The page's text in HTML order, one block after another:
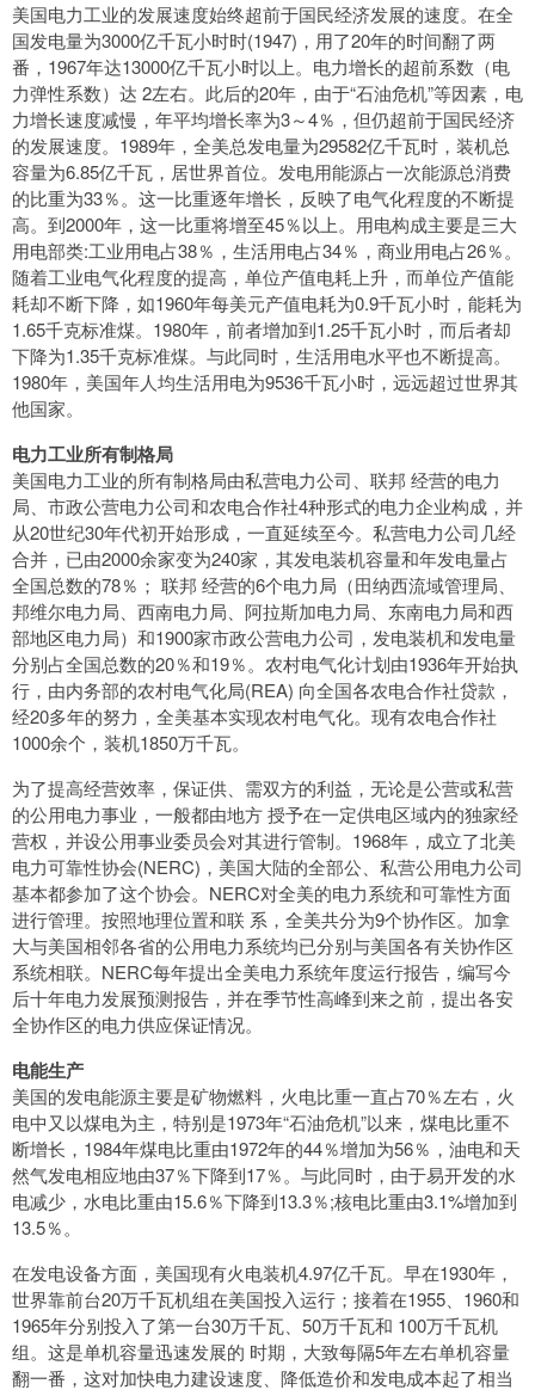
美国电力工业的发展速度始终超前于国民经济发展的速度。在全
国发电量为3000亿千瓦小时时(1947)，用了20年的时间翻了两
番，1967年达13000亿千瓦小时以上。电力增长的超前系数（电
力弹性系数）达 2左右。此后的20年，由于“石油危机”等因素，电
力增长速度减慢，年平均增长率为3～4％，但仍超前于国民经济
的发展速度。1989年，全美总发电量为29582亿千瓦时，装机总
容量为6.85亿千瓦，居世界首位。发电用能源占一次能源总消费
的比重为33％。这一比重逐年增长，反映了电气化程度的不断提
高。到2000年，这一比重将增至45％以上。用电构成主要是三大
用电部类:工业用电占38％，生活用电占34％，商业用电占26％。
随着工业电气化程度的提高，单位产值电耗上升，而单位产值能
耗却不断下降，如1960年每美元产值电耗为0.9千瓦小时，能耗为
1.65千克标准煤。1980年，前者增加到1.25千瓦小时，而后者却
下降为1.35千克标准煤。与此同时，生活用电水平也不断提高。
1980年，美国年人均生活用电为9536千瓦小时，远远超过世界其
他国家。
电力工业所有制格局
美国电力工业的所有制格局由私营电力公司、联邦 经营的电力
局、市政公营电力公司和农电合作社4种形式的电力企业构成，并
从20世纪30年代初开始形成，一直延续至今。私营电力公司几经
合并，已由2000余家变为240家，其发电装机容量和年发电量占
全国总数的78％； 联邦 经营的6个电力局（田纳西流域管理局、
邦维尔电力局、西南电力局、阿拉斯加电力局、东南电力局和西
部地区电力局）和1900家市政公营电力公司，发电装机和发电量
分别占全国总数的20％和19％。农村电气化计划由1936年开始执
行，由内务部的农村电气化局(REA) 向全国各农电合作社贷款，
经20多年的努力，全美基本实现农村电气化。现有农电合作社
1000余个，装机1850万千瓦。
为了提高经营效率，保证供、需双方的利益，无论是公营或私营
的公用电力事业，一般都由地方 授予在一定供电区域内的独家经
营权，并设公用事业委员会对其进行管制。1968年，成立了北美
电力可靠性协会(NERC)，美国大陆的全部公、私营公用电力公司
基本都参加了这个协会。NERC对全美的电力系统和可靠性方面
进行管理。按照地理位置和联 系，全美共分为9个协作区。加拿
大与美国相邻各省的公用电力系统均已分别与美国各有关协作区
系统相联。NERC每年提出全美电力系统年度运行报告，编写今
后十年电力发展预测报告，并在季节性高峰到来之前，提出各安
全协作区的电力供应保证情况。
电能生产
美国的发电能源主要是矿物燃料，火电比重一直占70％左右，火
电中又以煤电为主，特别是1973年“石油危机”以来，煤电比重不
断增长，1984年煤电比重由1972年的44％增加为56％，油电和天
然气发电相应地由37％下降到17％。与此同时，由于易开发的水
电减少，水电比重由15.6％下降到13.3％;核电比重由3.1%增加到
13.5％。
在发电设备方面，美国现有火电装机4.97亿千瓦。早在1930年，
世界靠前台20万千瓦机组在美国投入运行；接着在1955、1960和
1965年分别投入了第一台30万千瓦、50万千瓦和 100万千瓦机
组。这是单机容量迅速发展的 时期，大致每隔5年左右单机容量
翻一番，这对加快电力建设速度、降低造价和发电成本起了相当